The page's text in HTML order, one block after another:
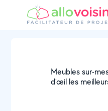
Meubles sur-
d'œil les